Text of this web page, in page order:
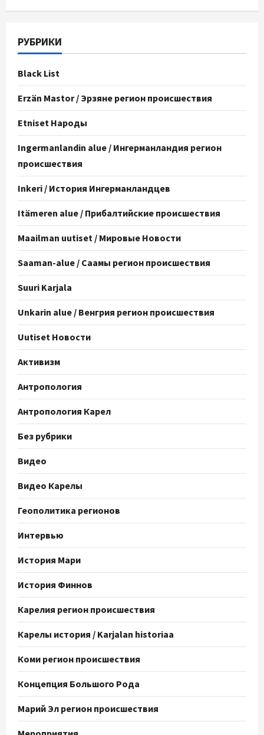
РУБРИКИ
Black List
Erzän Mastor / Эрзяне регион происшествия
Etniset Народы
Ingermanlandin alue / Ингерманландия регион
происшествия
Inkeri / История Ингерманландцев
Itämeren alue / Прибалтийские происшествия
Maailman uutiset / Мировые Новости
Saaman-alue / Саамы регион происшествия
Suuri Karjala
Unkarin alue / Венгрия регион происшествия
Uutiset Новости
Активизм
Антропология
Антропология Карел
Без рубрики
Видео
Видео Карелы
Геополитика регионов
Интервью
История Мари
История Финнов
Карелия регион происшествия
Карелы история / Karjalan historiaa
Коми регион происшествия
Концепция Большого Рода
Марий Эл регион происшествия